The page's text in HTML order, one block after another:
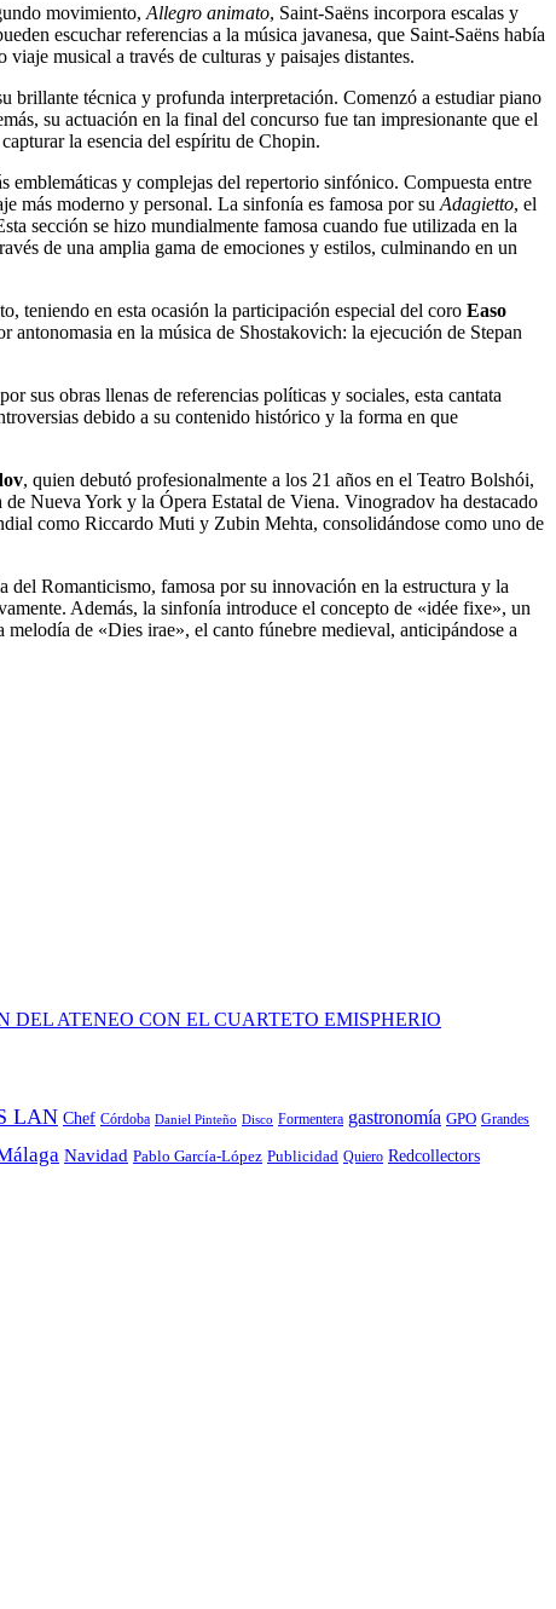
movimiento, Allegro animato, Saint-Saëns incorpora escalas y
escuchar referencias a la música javanesa, que Saint-Saëns había
musical a través de culturas y paisajes distantes.
brillante técnica y profunda interpretación. Comenzó a estudiar piano
su actuación en la final del concurso fue tan impresionante que el
la esencia del espíritu de Chopin.
emblemáticas y complejas del repertorio sinfónico. Compuesta entre
más moderno y personal. La sinfonía es famosa por su Adagietto, el
sección se hizo mundialmente famosa cuando fue utilizada en la
de una amplia gama de emociones y estilos, culminando en un
teniendo en esta ocasión la participación especial del coro Easo
antonomasia en la música de Shostakovich: la ejecución de Stepan
sus obras llenas de referencias políticas y sociales, esta cantata
debido a su contenido histórico y la forma en que
, quien debutó profesionalmente a los 21 años en el Teatro Bolshói,
Nueva York y la Ópera Estatal de Viena. Vinogradov ha destacado
como Riccardo Muti y Zubin Mehta, consolidándose como uno de
del Romanticismo, famosa por su innovación en la estructura y la
Además, la sinfonía introduce el concepto de «idée fixe», un
de «Dies irae», el canto fúnebre medieval, anticipándose a
ATENEO CON EL CUARTETO EMISPHERIO
LAN Chef Córdoba Daniel Pinteño Disco Formentera gastronomía GPO Grandes
Navidad Pablo García-López Publicidad Quiero Redcollectors